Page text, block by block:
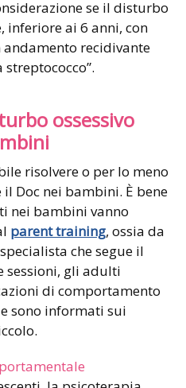
se il disturbo
inferiore ai 6 anni, con
andamento recidivante
ossessivo
risolvere o per lo meno
Doc nei bambini. È bene
nei bambini vanno
parent training, ossia da
che segue il
sessioni, gli adulti
di comportamento
sono informati sui